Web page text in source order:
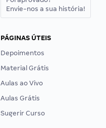
Envie-nos a sua história!
PÁGINAS ÚTEIS
Depoimentos
Material Grátis
Aulas ao Vivo
Aulas Grátis
Sugerir Curso